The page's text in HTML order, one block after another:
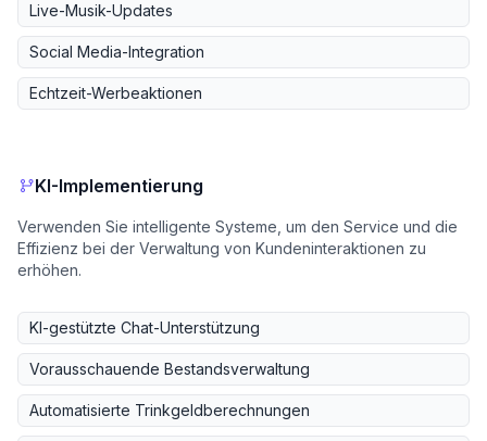
Live-Musik-Updates
Social Media-Integration
Echtzeit-Werbeaktionen
KI-Implementierung
Verwenden Sie intelligente Systeme, um den Service und die
Effizienz bei der Verwaltung von Kundeninteraktionen zu
erhöhen.
KI-gestützte Chat-Unterstützung
Vorausschauende Bestandsverwaltung
Automatisierte Trinkgeldberechnungen